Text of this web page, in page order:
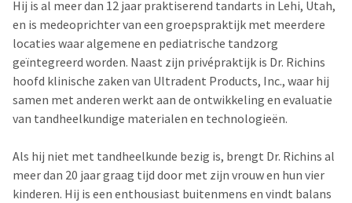
Hij is al meer dan 12 jaar praktiserend tandarts in Lehi, Utah,
en is medeoprichter van een groepspraktijk met meerdere
locaties waar algemene en pediatrische tandzorg
geïntegreerd worden. Naast zijn privépraktijk is Dr. Richins
hoofd klinische zaken van Ultradent Products, Inc., waar hij
samen met anderen werkt aan de ontwikkeling en evaluatie
van tandheelkundige materialen en technologieën.
Als hij niet met tandheelkunde bezig is, brengt Dr. Richins al
meer dan 20 jaar graag tijd door met zijn vrouw en hun vier
kinderen. Hij is een enthousiast buitenmens en vindt balans